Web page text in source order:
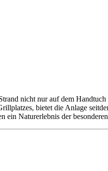
nicht nur auf dem
bietet die Anlage
ein Naturerlebnis der